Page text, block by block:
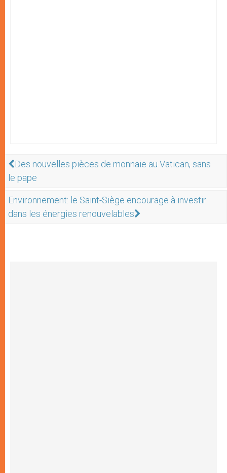
Des nouvelles pièces de monnaie au Vatican, sans
le pape
Environnement: le Saint-Siège encourage à investir
dans les énergies renouvelables